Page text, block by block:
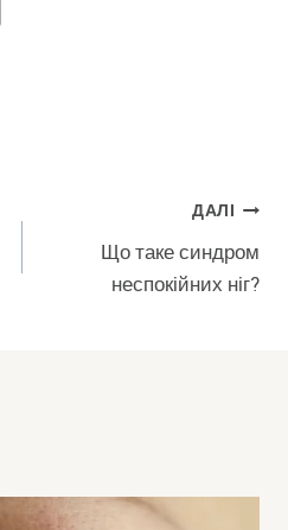
ДАЛІ
Що таке синдром
неспокійних ніг?